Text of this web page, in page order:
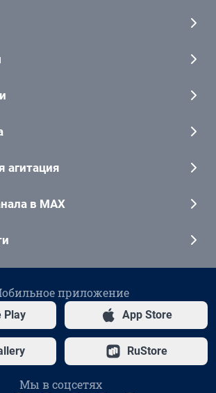
агитация
в MAX
приложение
Play App Store
RuStore
Мы в соцсетях